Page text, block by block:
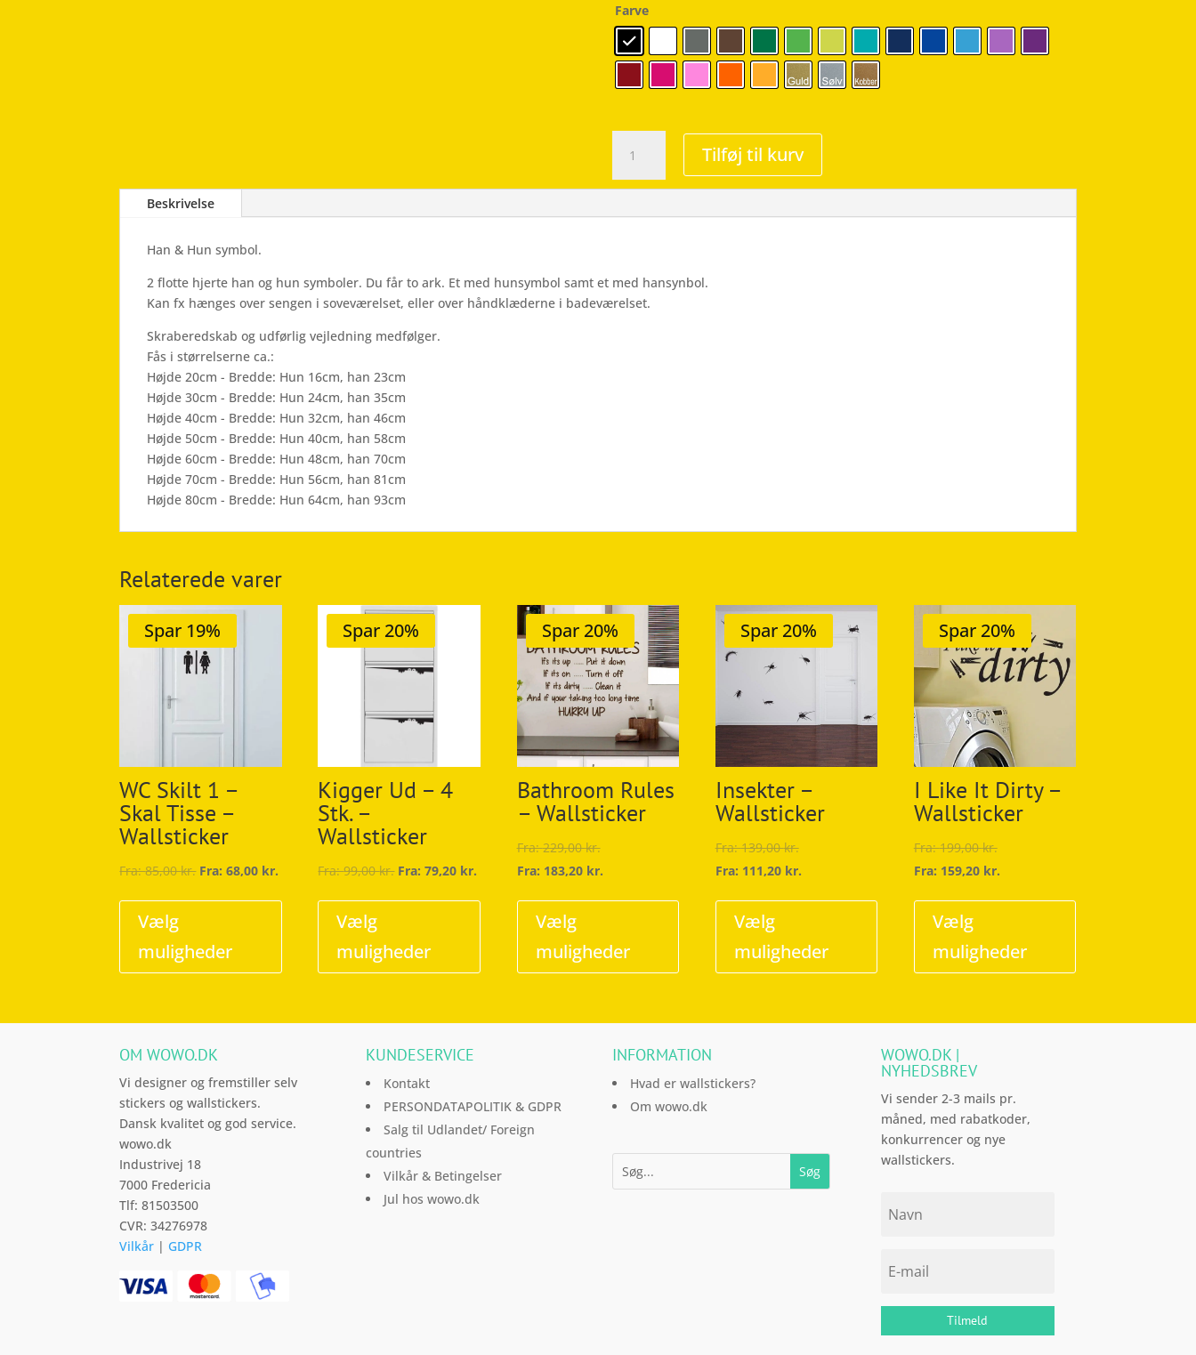
Farve
Hun
-
Tilføj til kurv
Beskrivelse
Han & Hun symbol.
2 flotte hjerte han og hun symboler. Du får to ark. Et med hunsymbol samt et med hansynbol.
Kan fx hænges over sengen i soveværelset, eller over håndklæderne i badeværelset.
Skraberedskab og udførlig vejledning medfølger.
Fås i størrelserne ca.:
Højde 20cm - Bredde: Hun 16cm, han 23cm
Højde 30cm - Bredde: Hun 24cm, han 35cm
Højde 40cm - Bredde: Hun 32cm, han 46cm
Højde 50cm - Bredde: Hun 40cm, han 58cm
Højde 60cm - Bredde: Hun 48cm, han 70cm
Højde 70cm - Bredde: Hun 56cm, han 81cm
Højde 80cm - Bredde: Hun 64cm, han 93cm
Relaterede varer
Spar 19%
WC Skilt 1 –
Skal Tisse –
Wallsticker
Fra:85,00kr. Fra:68,00 kr.
Vælg
muligheder
på
Spar 20%
Kigger Ud – 4
Stk. –
Wallsticker
Fra:99,00kr. Fra:79,20 kr.
Vælg
muligheder
varesiden
Spar 20%
Bathroom Rules
– Wallsticker
Fra:229,00kr.
Fra: 183,20 kr.
Vælg
muligheder
vælges
på
varesiden
Spar 20%
Insekter –
Wallsticker
Fra:139,00kr.
Fra: 111,20 kr.
Vælg
muligheder
vælges
på
varesiden
Spar 20%
I Like It Dirty –
Wallsticker
Fra:199,00kr.
Fra: 159,20 kr.
Vælg
muligheder
OM WOWO.DK
Vi designer og fremstiller selv
stickers og wallstickers.
Dansk kvalitet og god service.
wowo.dk
Industrivej 18
7000 Fredericia
Tlf: 81503500
CVR: 34276978
Vilkår | GDPR
KUNDESERVICE
Kontakt
PERSONDATAPOLITIK & GDPR
Salg til Udlandet/ Foreign
countries
Vilkår & Betingelser
Jul hos wowo.dk
INFORMATION
Hvad er wallstickers?
Om wowo.dk
WOWO.DK |
NYHEDSBREV
Vi sender 2-3 mails pr.
måned, med rabatkoder,
konkurrencer og nye
wallstickers.
Tilmeld